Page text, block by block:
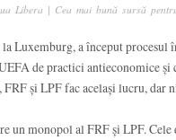
Libera | Cea mai bună sursă
la Luxemburg, a început
de practici antieconomice
FRF și LPF fac același lucru, dar
un monopol al FRF și LPF.